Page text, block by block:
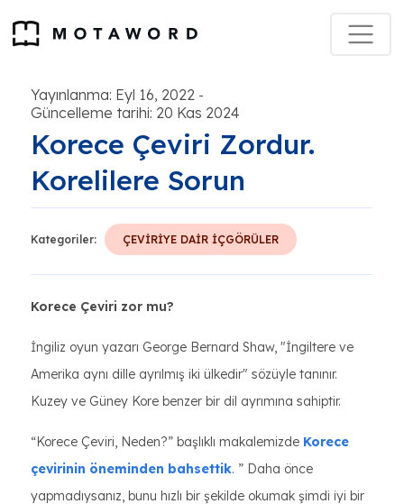
Yayınlanma: Eyl 16, 2022 -
Güncelleme tarihi: 20 Kas 2024
Korece Çeviri Zordur.
Korelilere Sorun
Kategoriler: ÇEVİRİYE DAİR İÇGÖRÜLER
Korece Çeviri zor mu?
İngiliz oyun yazarı George Bernard Shaw, "İngiltere ve
Amerika aynı dille ayrılmış iki ülkedir" sözüyle tanınır.
Kuzey ve Güney Kore benzer bir dil ayrımına sahiptir.
“Korece Çeviri, Neden?” başlıklı makalemizde Korece
çevirinin öneminden bahsettik. ” Daha önce
yapmadıysanız, bunu hızlı bir şekilde okumak şimdi iyi bir